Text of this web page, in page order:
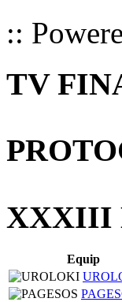
::
TV
XXXIII
Equip